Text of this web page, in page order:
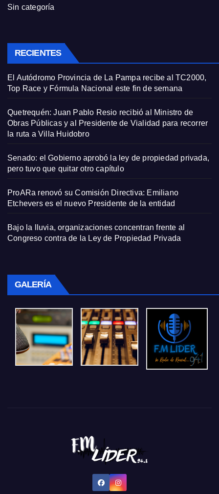
Sin categoría
RECIENTES
El Autódromo Provincia de La Pampa recibe al TC2000,
Top Race y Fórmula Nacional este fin de semana
Quetrequén: Juan Pablo Resio recibió al Ministro de
Obras Públicas y al Presidente de Vialidad para recorrer
la ruta a Villa Huidobro
Senado: el Gobierno aprobó la ley de propiedad privada,
pero tuvo que quitar otro capítulo
ProARa renovó su Comisión Directiva: Emiliano
Etchevers es el nuevo Presidente de la entidad
Bajo la lluvia, organizaciones concentran frente al
Congreso contra de la Ley de Propiedad Privada
GALERÍA